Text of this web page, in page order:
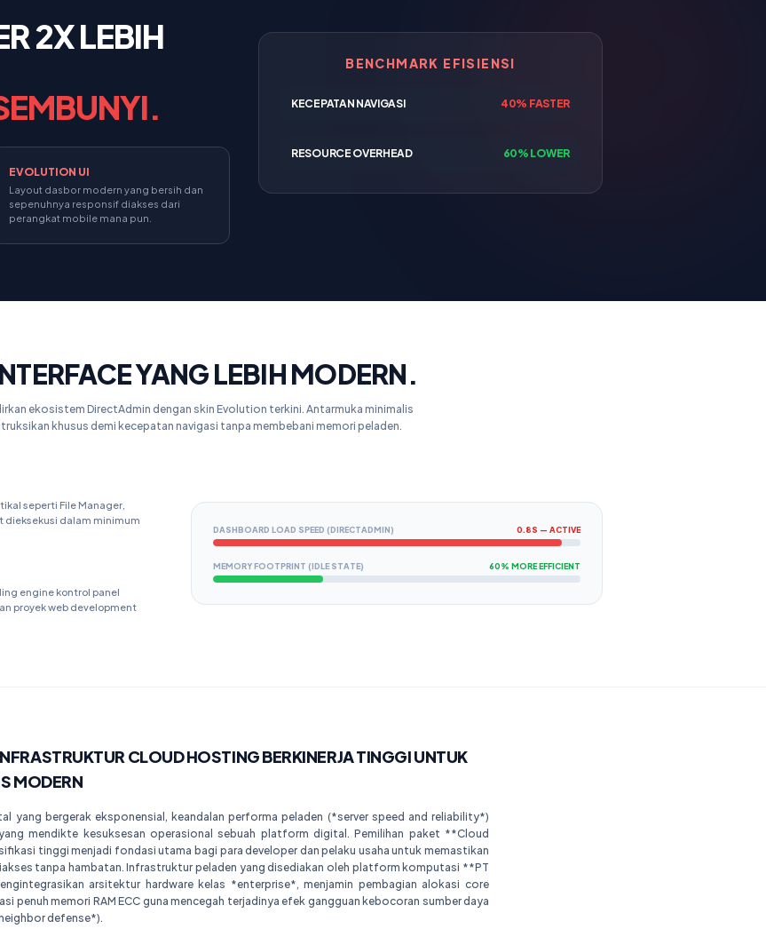
2X LEBIH
EVOLUTION UI
Layout dasbor modern yang bersih dan
sepenuhnya responsif diakses dari
perangkat mobile mana pun.
BENCHMARK EFISIENSI
KECEPATAN NAVIGASI 40% FASTER
RESOURCE OVERHEAD 60% LOWER
YANG LEBIH MODERN.
ekosistem DirectAdmin dengan skin Evolution terkini. Antarmuka minimalis
khusus demi kecepatan navigasi tanpa membebani memori peladen.
seperti File Manager,
dieksekusi dalam minimum
engine kontrol panel
proyek web development
DASHBOARD LOAD SPEED (DIRECTADMIN) 0.8S — ACTIVE
MEMORY FOOTPRINT (IDLE STATE) 60% MORE EFFICIENT
CLOUD HOSTING BERKINERJA TINGGI UNTUK
MODERN
yang bergerak eksponensial, keandalan performa peladen (*server speed and reliability*)
mendikte kesuksesan operasional sebuah platform digital. Pemilihan paket **Cloud
tinggi menjadi fondasi utama bagi para developer dan pelaku usaha untuk memastikan
tanpa hambatan. Infrastruktur peladen yang disediakan oleh platform komputasi **PT
arsitektur hardware kelas *enterprise*, menjamin pembagian alokasi core
penuh memori RAM ECC guna mencegah terjadinya efek gangguan kebocoran sumber daya
defense*).